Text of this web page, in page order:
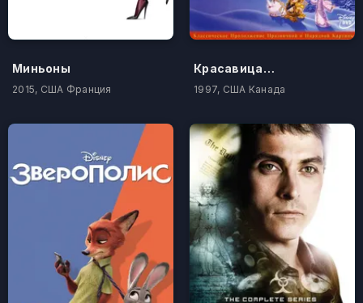
Миньоны
2015, США Франция
Красавица и чудовище: Чудесное Рождество
1997, США Канада